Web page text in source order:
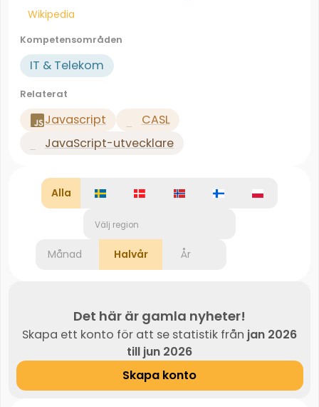
Wikipedia
Kompetensområden
IT & Telekom
Relaterat
Javascript
CASL
JavaScript-utvecklare
Alla
Välj region
Månad Halvår År
Det här är gamla nyheter!
Skapa ett konto för att se statistik från jan 2026
till jun 2026
Skapa konto